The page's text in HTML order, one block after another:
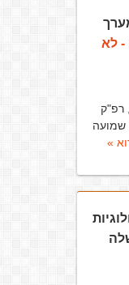
- לא
רפ"ק
שמועה
»